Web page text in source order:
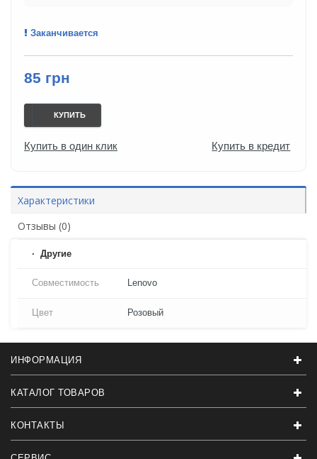
Заканчивается
85 грн
КУПИТЬ
Купить в один клик Купить в кредит
Характеристики
Отзывы (0)
Другие
Совместимость Lenovo
Цвет Розовый
ИНФОРМАЦИЯ
КАТАЛОГ ТОВАРОВ
КОНТАКТЫ